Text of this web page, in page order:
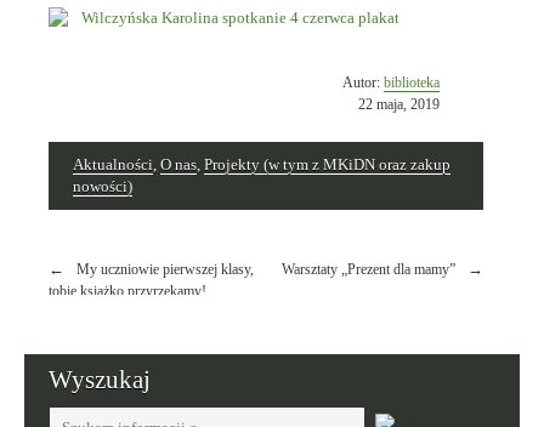
Autor:bibliotekaOpublikowano
w
22 maja, 2019
Aktualności O nas Projekty (w tym z MKiDN oraz zakup
nowości)
Nawigacja
wpisu
My uczniowie pierwszej klasy,
tobie książko przyrzekamy!
Warsztaty „Prezent dla mamy”
Wyszukaj